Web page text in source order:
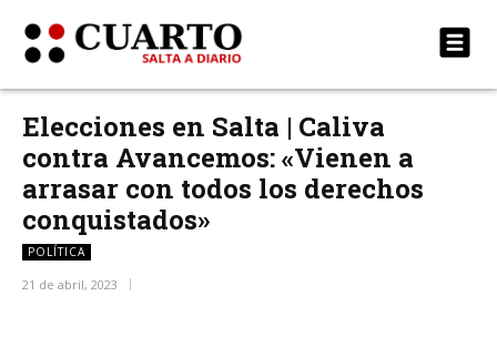
Elecciones en Salta | Caliva
contra Avancemos: «Vienen a
arrasar con todos los derechos
conquistados»
POLÍTICA
21 de abril, 2023